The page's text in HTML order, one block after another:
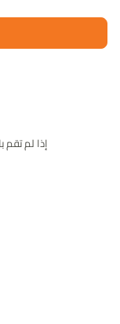
إذا لم تقم
المجالات